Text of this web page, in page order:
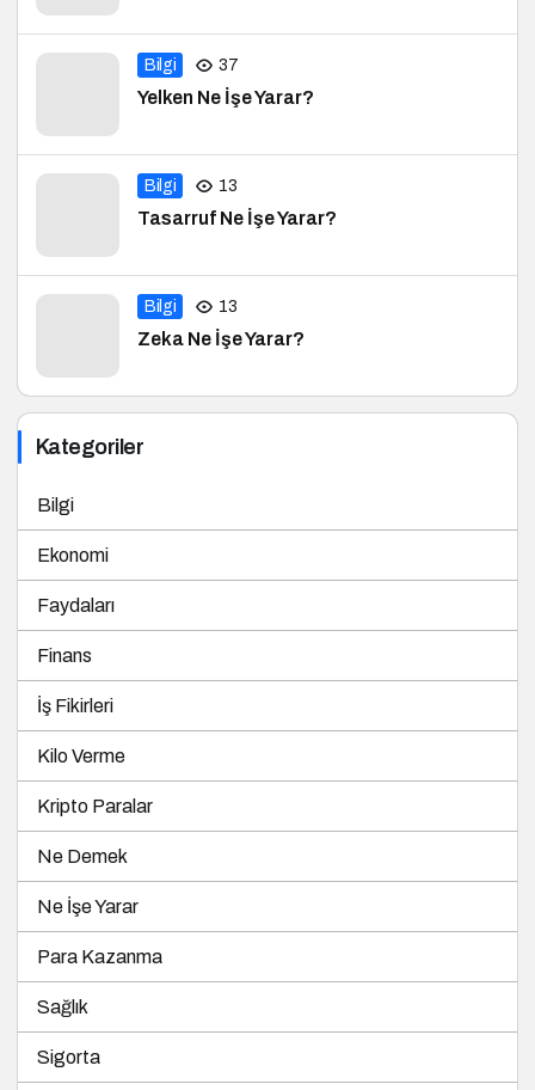
Bilgi 37
Yelken Ne İşe Yarar?
Bilgi 13
Tasarruf Ne İşe Yarar?
Bilgi 13
Zeka Ne İşe Yarar?
Kategoriler
Bilgi
Ekonomi
Faydaları
Finans
İş Fikirleri
Kilo Verme
Kripto Paralar
Ne Demek
Ne İşe Yarar
Para Kazanma
Sağlık
Sigorta